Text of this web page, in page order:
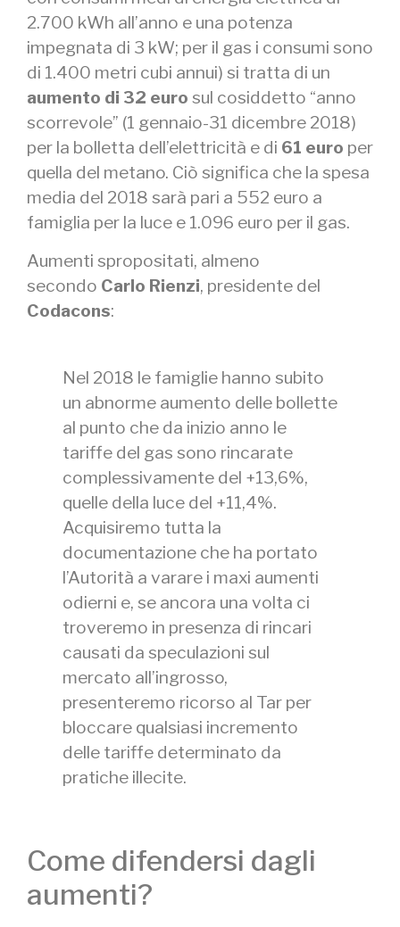
2.700 kWh all’anno e una potenza
impegnata di 3 kW; per il gas i consumi sono
di 1.400 metri cubi annui) si tratta di un
aumento di 32 euro sul cosiddetto “anno
scorrevole” (1 gennaio-31 dicembre 2018)
per la bolletta dell’elettricità e di 61 euro per
quella del metano. Ciò significa che la spesa
media del 2018 sarà pari a 552 euro a
famiglia per la luce e 1.096 euro per il gas.
Aumenti spropositati, almeno
secondo Carlo Rienzi, presidente del
Codacons:
Nel 2018 le famiglie hanno subito
un abnorme aumento delle bollette
al punto che da inizio anno le
tariffe del gas sono rincarate
complessivamente del +13,6%,
quelle della luce del +11,4%.
Acquisiremo tutta la
documentazione che ha portato
l’Autorità a varare i maxi aumenti
odierni e, se ancora una volta ci
troveremo in presenza di rincari
causati da speculazioni sul
mercato all’ingrosso,
presenteremo ricorso al Tar per
bloccare qualsiasi incremento
delle tariffe determinato da
pratiche illecite.
Come difendersi dagli
aumenti?